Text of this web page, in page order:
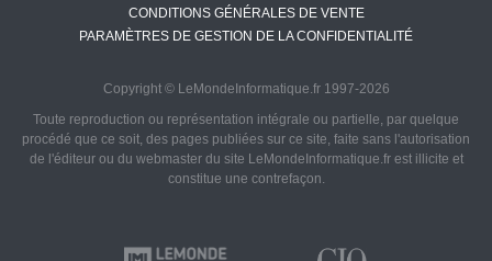
CONDITIONS GÉNÉRALES DE VENTE
PARAMÈTRES DE GESTION DE LA CONFIDENTIALITÉ
Copyright © LeMondeInformatique.fr 1997-2026
Toute reproduction ou représentation intégrale ou partielle, par quelque
procédé que ce soit, des pages publiées sur ce site, faite sans l'autorisation
de l'éditeur ou du webmaster du site LeMondeInformatique.fr est illicite et
constitue une contrefaçon.